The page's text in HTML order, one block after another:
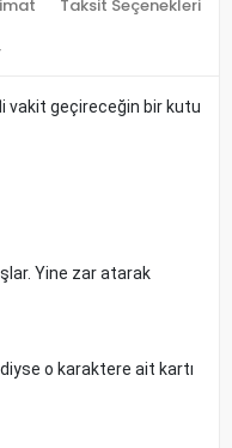
Taksit Seçenekleri
vakit geçireceğin bir kutu
Yine zar atarak
o karaktere ait kartı